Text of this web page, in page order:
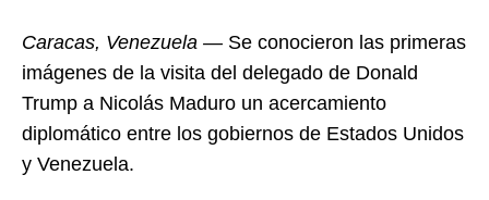
Caracas, Venezuela — Se conocieron las primeras
imágenes de la visita del delegado de Donald
Trump a Nicolás Maduro un acercamiento
diplomático entre los gobiernos de Estados Unidos
y Venezuela.